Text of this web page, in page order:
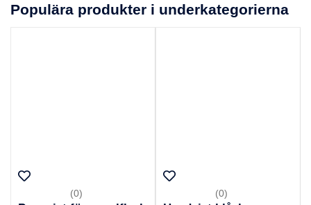
Populära produkter i underkategorierna
(0) (0)